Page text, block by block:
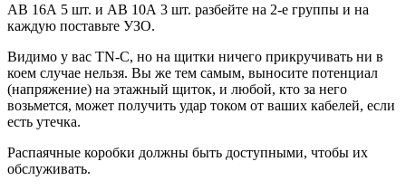
АВ 16А 5 шт. и АВ 10А 3 шт. разбейте на 2-е группы и на
каждую поставьте УЗО.
Видимо у вас TN-C, но на щитки ничего прикручивать ни в
коем случае нельзя. Вы же тем самым, выносите потенциал
(напряжение) на этажный щиток, и любой, кто за него
возьмется, может получить удар током от ваших кабелей, если
есть утечка.
Распаячные коробки должны быть доступными, чтобы их
обслуживать.